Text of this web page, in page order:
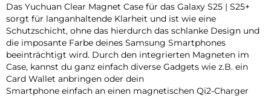
Das Yuchuan Clear Magnet Case für das Galaxy S25 | S25+
sorgt für langanhaltende Klarheit und ist wie eine
Schutzschicht, ohne das hierdurch das schlanke Design und
die imposante Farbe deines Samsung Smartphones
beeinträchtigt wird. Durch den integrierten Magneten im
Case, kannst du ganz einfach diverse Gadgets wie z.B. ein
Card Wallet anbringen oder dein
Smartphone einfach an einen magnetischen Qi2-Charger